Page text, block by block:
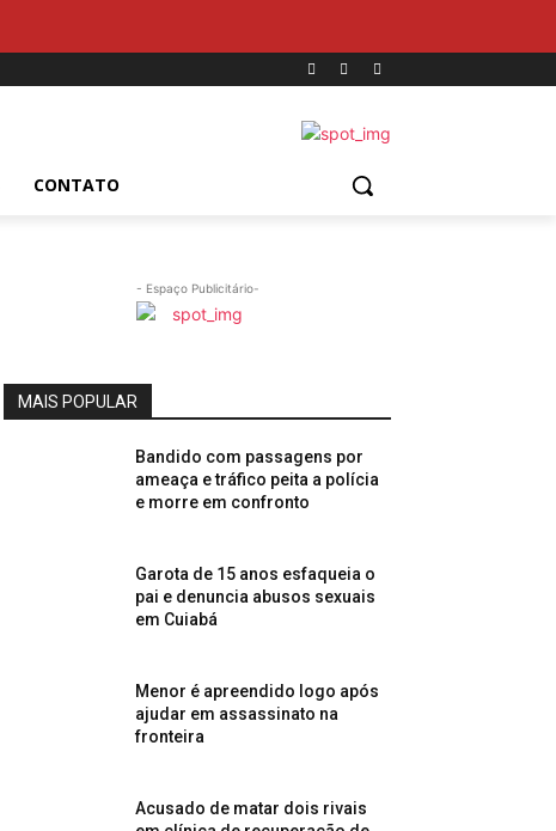
CONTATO
- Espaço Publicitário-
MAIS POPULAR
Bandido com passagens por
ameaça e tráfico peita a polícia
e morre em confronto
Garota de 15 anos esfaqueia o
pai e denuncia abusos sexuais
em Cuiabá
Menor é apreendido logo após
ajudar em assassinato na
fronteira
Acusado de matar dois rivais